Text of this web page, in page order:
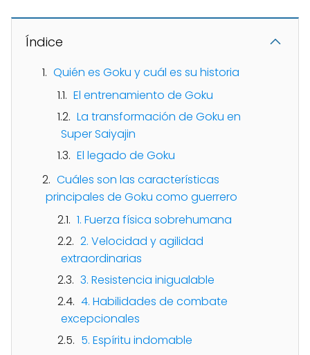
Índice
Quién es Goku y cuál es su historia
El entrenamiento de Goku
La transformación de Goku en
Super Saiyajin
El legado de Goku
Cuáles son las características
principales de Goku como guerrero
1. Fuerza física sobrehumana
2. Velocidad y agilidad
extraordinarias
3. Resistencia inigualable
4. Habilidades de combate
excepcionales
5. Espíritu indomable